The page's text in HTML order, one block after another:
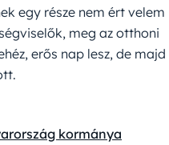
egy része nem ért velem
meg az otthoni
erős nap lesz, de majd
kormánya